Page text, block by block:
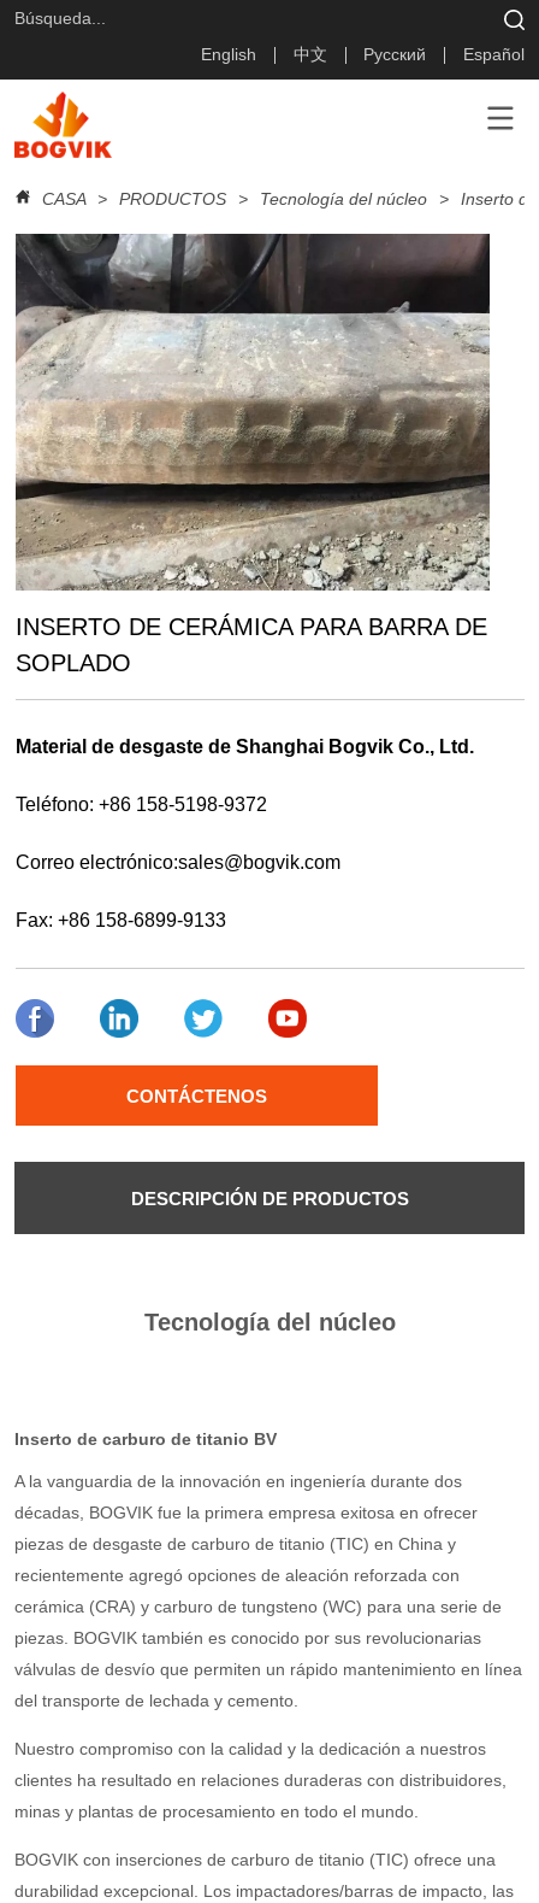
English 中文 Русский Español
CASA > PRODUCTOS > Tecnología del núcleo > Inserto
INSERTO DE CERÁMICA PARA BARRA DE
SOPLADO
Material de desgaste de Shanghai Bogvik Co., Ltd.
Teléfono: +86 158-5198-9372
Correo electrónico:sales@bogvik.com
Fax: +86 158-6899-9133
CONTÁCTENOS
DESCRIPCIÓN DE PRODUCTOS